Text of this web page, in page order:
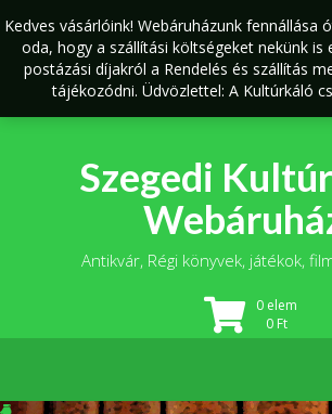
to
content
Szegedi
Antikvár, Régi könyvek, játékok,
0 elem
0 Ft
Kedves vásárlóink! Webáruházunk fennállása
oda, hogy a szállítási költségeket nekünk is
postázási díjakról a Rendelés és szállítás
tájékozódni. Üdvözlettel: A Kultúrkáló